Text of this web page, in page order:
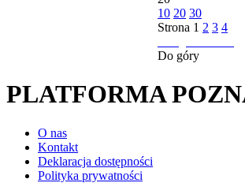
10 20 30
Strona 1 2 3 4
Do góry
PLATFORMA
O nas
Kontakt
Deklaracja dostępności
Polityka prywatności